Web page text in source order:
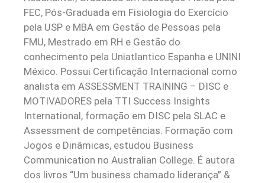
FEC, Pós-Graduada em Fisiologia do Exercício
pela USP e MBA em Gestão de Pessoas pela
FMU, Mestrado em RH e Gestão do
conhecimento pela Uniatlantico Espanha e UNINI
México. Possui Certificação Internacional como
analista em ASSESSMENT TRAINING – DISC e
MOTIVADORES pela TTI Success Insights
International, formação em DISC pela SLAC e
Assessment de competências. Formação com
Jogos e Dinâmicas, estudou Business
Communication no Australian College. É autora
dos livros “Um business chamado liderança” &